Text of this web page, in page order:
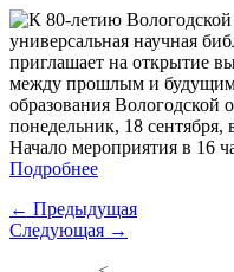
универсальная научная
приглашает на открытие
между прошлым и
образования Вологодской
понедельник, 18
Начало мероприятия в 16
Подробнее
← Предыдущая
Следующая →